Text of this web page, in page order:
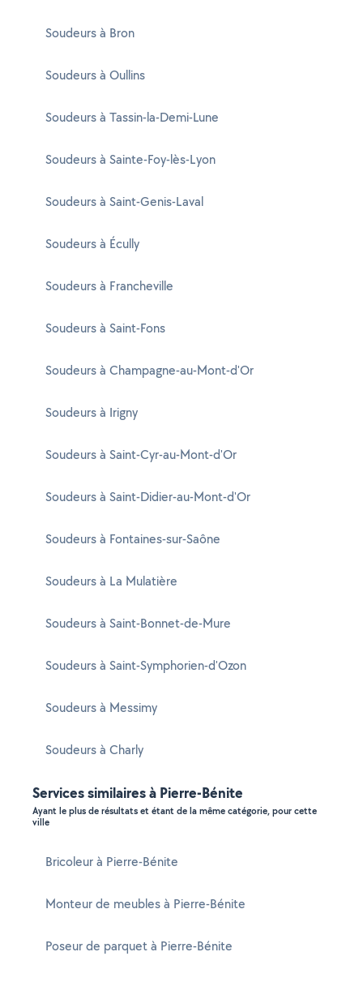
Soudeurs à Bron
Soudeurs à Oullins
Soudeurs à Tassin-la-Demi-Lune
Soudeurs à Sainte-Foy-lès-Lyon
Soudeurs à Saint-Genis-Laval
Soudeurs à Écully
Soudeurs à Francheville
Soudeurs à Saint-Fons
Soudeurs à Champagne-au-Mont-d'Or
Soudeurs à Irigny
Soudeurs à Saint-Cyr-au-Mont-d'Or
Soudeurs à Saint-Didier-au-Mont-d'Or
Soudeurs à Fontaines-sur-Saône
Soudeurs à La Mulatière
Soudeurs à Saint-Bonnet-de-Mure
Soudeurs à Saint-Symphorien-d'Ozon
Soudeurs à Messimy
Soudeurs à Charly
Services similaires à Pierre-Bénite
Ayant le plus de résultats et étant de la même catégorie, pour cette
ville
Bricoleur à Pierre-Bénite
Monteur de meubles à Pierre-Bénite
Poseur de parquet à Pierre-Bénite